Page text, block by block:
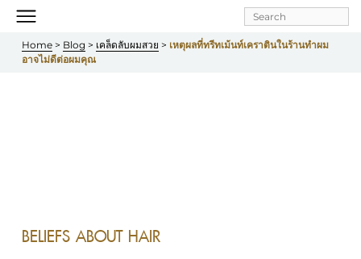
Skip to
content
Home > Blog > เคล็ดลับผมสวย > เหตุผลที่ทรีทเม้นท์เคราตินในร้านทำผม
อาจไม่ดีต่อผมคุณ
BELIEFS ABOUT HAIR